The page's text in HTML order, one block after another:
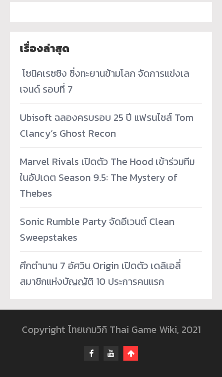
เรื่องล่าสุด
­ โซนิคเรซซิง ซิ่งทะยานข้ามโลก จัดการแข่งเล
เจนด์ รอบที่ 7
Ubisoft ฉลองครบรอบ 25 ปี แฟรนไชส์ Tom
Clancy’s Ghost Recon
Marvel Rivals เปิดตัว The Hood เข้าร่วมทีม
ในอัปเดต Season 9.5: The Mystery of
Thebes
Sonic Rumble Party จัดอีเวนต์ Clean
Sweepstakes
ศึกตำนาน 7 อัศวิน Origin เปิดตัว เดลิเอลี่
สมาชิกแห่งบัญญัติ 10 ประการคนแรก
Copyright ไทยเกมวิกิ Thai Game Wiki, 2021